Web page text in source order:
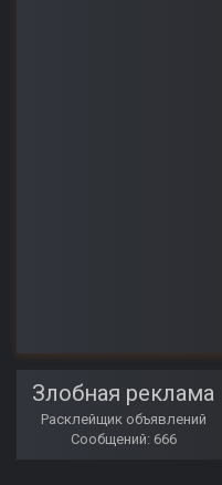
Злобная реклама
Расклейщик объявлений
Сообщений: 666